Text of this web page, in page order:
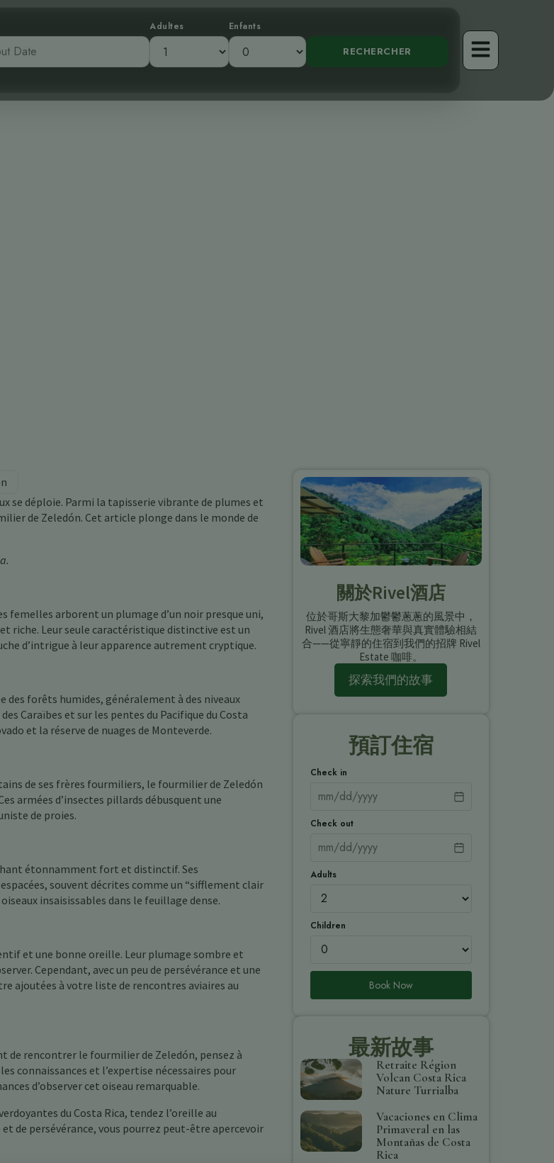
Adultes Enfants
se déploie. Parmi la tapisserie vibrante de plumes et
de Zeledón. Cet article plonge dans le monde de
.
femelles arborent un plumage d’un noir presque uni,
riche. Leur seule caractéristique distinctive est un
d’intrigue à leur apparence autrement cryptique.
forêts humides, généralement à des niveaux
Caraïbes et sur les pentes du Pacifique du Costa
et la réserve de nuages de Monteverde.
de ses frères fourmiliers, le fourmilier de Zeledón
armées d’insectes pillards débusquent une
de proies.
étonnamment fort et distinctif. Ses
souvent décrites comme un “sifflement clair
insaisissables dans le feuillage dense.
et une bonne oreille. Leur plumage sombre et
Cependant, avec un peu de persévérance et une
ajoutées à votre liste de rencontres aviaires au
de rencontrer le fourmilier de Zeledón, pensez à
connaissances et l’expertise nécessaires pour
d’observer cet oiseau remarquable.
du Costa Rica, tendez l’oreille au
de persévérance, vous pourrez peut-être apercevoir
關於Rivel酒店
位於哥斯大黎加鬱鬱蔥蔥的風景中，
Rivel 酒店將生態奢華與真實體驗相結
合——從寧靜的住宿到我們的招牌 Rivel
Estate 咖啡。
探索我們的故事
預訂住宿
Check in
Check out
Adults
Children
Book Now
最新故事
Retraite Région
Volcan Costa Rica
Nature Turrialba
Vacaciones en Clima
Primaveral en las
Montañas de Costa
Rica